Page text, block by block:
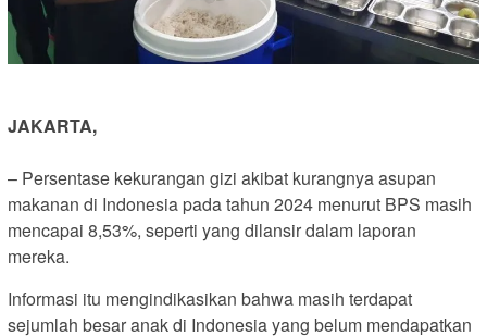
JAKARTA,
– Persentase kekurangan gizi akibat kurangnya asupan
makanan di Indonesia pada tahun 2024 menurut BPS masih
mencapai 8,53%, seperti yang dilansir dalam laporan
mereka.
Informasi itu mengindikasikan bahwa masih terdapat
sejumlah besar anak di Indonesia yang belum mendapatkan